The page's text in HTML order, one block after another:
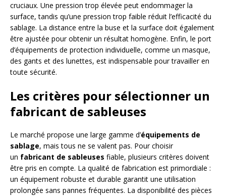
cruciaux. Une pression trop élevée peut endommager la
surface, tandis qu’une pression trop faible réduit l’efficacité du
sablage. La distance entre la buse et la surface doit également
être ajustée pour obtenir un résultat homogène. Enfin, le port
d’équipements de protection individuelle, comme un masque,
des gants et des lunettes, est indispensable pour travailler en
toute sécurité.
Les critères pour sélectionner un
fabricant de sableuses
Le marché propose une large gamme d’équipements de
sablage, mais tous ne se valent pas. Pour choisir
un fabricant de sableuses fiable, plusieurs critères doivent
être pris en compte. La qualité de fabrication est primordiale :
un équipement robuste et durable garantit une utilisation
prolongée sans pannes fréquentes. La disponibilité des pièces